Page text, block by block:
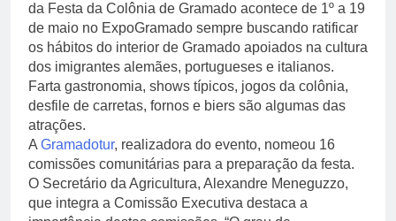
da Festa da Colônia de Gramado acontece de 1º a 19
de maio no ExpoGramado sempre buscando ratificar
os hábitos do interior de Gramado apoiados na cultura
dos imigrantes alemães, portugueses e italianos.
Farta gastronomia, shows típicos, jogos da colônia,
desfile de carretas, fornos e biers são algumas das
atrações.
A Gramadotur, realizadora do evento, nomeou 16
comissões comunitárias para a preparação da festa.
O Secretário da Agricultura, Alexandre Meneguzzo,
que integra a Comissão Executiva destaca a